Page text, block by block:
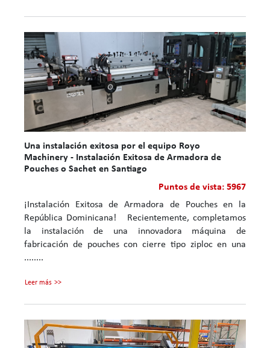
Una instalación exitosa por el equipo Royo
Machinery - Instalación Exitosa de Armadora de
Pouches o Sachet en Santiago
Puntos de vista: 5967
¡Instalación Exitosa de Armadora de Pouches en la
República Dominicana! Recientemente, completamos
la instalación de una innovadora máquina de
fabricación de pouches con cierre tipo ziploc en una
........
Leer más